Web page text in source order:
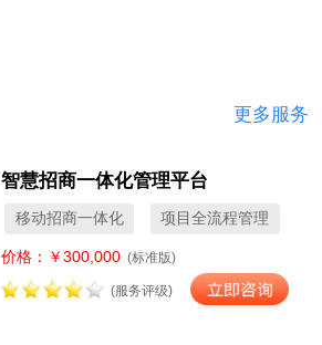
更多服务
智慧招商一体化管理平台
移动招商一体化 项目全流程管理
价格：￥300,000 (标准版)
(服务评级)